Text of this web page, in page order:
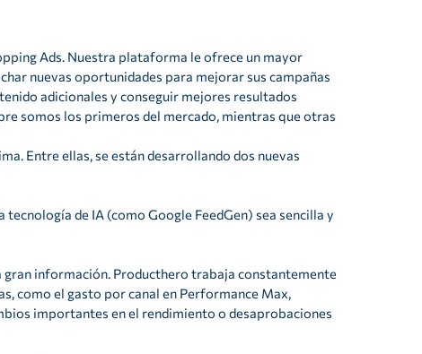
Ads. Nuestra plataforma le ofrece un mayor
nuevas oportunidades para mejorar sus campañas
adicionales y conseguir mejores resultados
somos los primeros del mercado, mientras que otras
Entre ellas, se están desarrollando dos nuevas
de IA (como Google FeedGen) sea sencilla y
gran información. Producthero trabaja constantemente
como el gasto por canal en Performance Max,
importantes en el rendimiento o desaprobaciones